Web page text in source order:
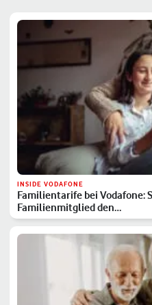
INSIDE VODAFONE
Familientarife bei Vodafone:
Familienmitglied den…